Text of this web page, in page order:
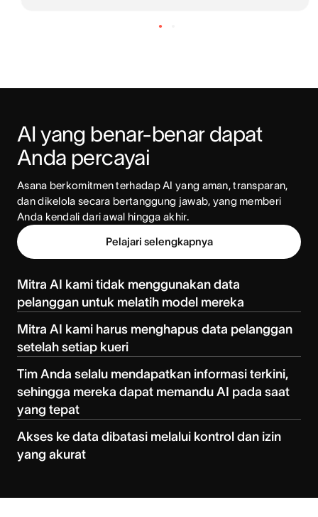
AI yang benar-benar dapat
Anda percayai
Asana berkomitmen terhadap AI yang aman, transparan,
dan dikelola secara bertanggung jawab, yang memberi
Anda kendali dari awal hingga akhir.
Pelajari selengkapnya
Mitra AI kami tidak menggunakan data
pelanggan untuk melatih model mereka
Mitra AI kami harus menghapus data pelanggan
setelah setiap kueri
Tim Anda selalu mendapatkan informasi terkini,
sehingga mereka dapat memandu AI pada saat
yang tepat
Akses ke data dibatasi melalui kontrol dan izin
yang akurat